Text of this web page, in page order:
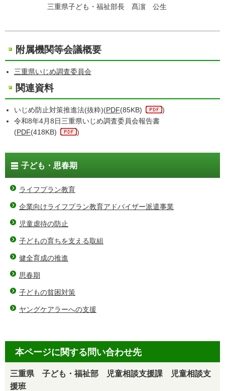
三重県子ども・福祉部長 髙濵 公生
附属機関等会議概要
三重県いじめ調査委員会
関連資料
いじめ防止対策推進法(抜粋)(PDF(85KB)
)
令和8年4月8日三重県いじめ調査委員会報告書
(PDF(418KB) )
子ども・思春期
ライフプラン教育
企業向けライフプラン教育アドバイザー派遣事業
児童虐待の防止
子どもの育ちを支える取組
健全育成の推進
思春期
子どもの貧困対策
ヤングケアラーへの支援
本ページに関する問い合わせ先
三重県 子ども・福祉部 児童相談支援課 児童相談支
援班